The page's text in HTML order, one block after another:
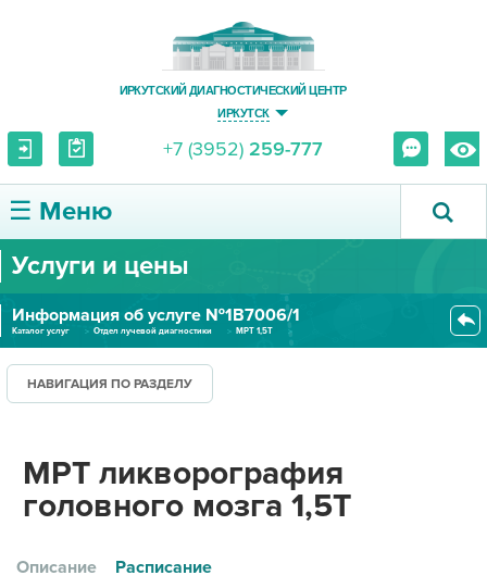
ИРКУТСКИЙ ДИАГНОСТИЧЕСКИЙ ЦЕНТР
ИРКУТСК
+7 (3952) 259-777
☰ Меню
О ЦЕНТРЕ
УСЛУГИ И ЦЕНЫ
ПАЦИЕНТУ
ПРАВОВАЯ ИНФОРМАЦИЯ
Услуги и цены
Информация об услуге №1В7006/1
Каталог услуг Отдел лучевой диагностики
МРТ 1,5Т
НАВИГАЦИЯ ПО РАЗДЕЛУ
МРТ ликворография
головного мозга 1,5Т
Описание Расписание